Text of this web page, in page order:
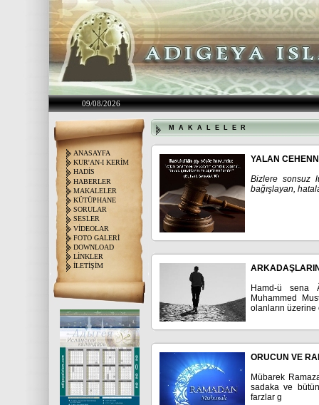
09/08/2026
ANASAYFA
KUR'AN-I KERİM
HADİS
HABERLER
MAKALELER
KÜTÜPHANE
SORULAR
SESLER
VİDEOLAR
FOTO GALERİ
DOWNLOAD
LİNKLER
İLETİŞİM
M A K A L E L E R
YALAN
Bizlere sonsuz
bağışlayan,
Hamd-ü sena
Muhammed
olanların üzerine
ORUCUN VE
Mübarek
sadaka ve
farzlar g